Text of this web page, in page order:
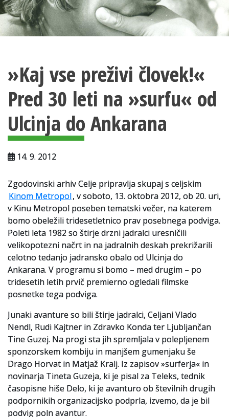
Katalog informacij javnega značaja
Zakonodaja
Vloga za upravne namene
Vloga za čitalnico
Vodnik po fondih in zbirkah
VAČ – VIRTUALNA ARHIVSKA ČITALNICA
Za ustvarjalce
Strokovna usposabljanja za uslužbence
Gradivo
Register ustvarjalcev
Arhivske škatle
Projekti
Slovenski elektronski arhiv
Anonimka
Virtualni.ZAC
Publikacije
»Kaj vse preživi človek!«
Pred 30 leti na »surfu« od
Ulcinja do Ankarana
14. 9. 2012
Zgodovinski arhiv Celje pripravlja skupaj s celjskim
Kinom Metropol, v soboto, 13. oktobra 2012, ob 20. uri,
v Kinu Metropol poseben tematski večer, na katerem
bomo obeležili tridesetletnico prav posebnega podviga.
Poleti leta 1982 so štirje drzni jadralci uresničili
velikopotezni načrt in na jadralnih deskah prekrižarili
celotno tedanjo jadransko obalo od Ulcinja do
Ankarana. V programu si bomo – med drugim – po
tridesetih letih prvič premierno ogledali filmske
posnetke tega podviga.
Junaki avanture so bili štirje jadralci, Celjani Vlado
Nendl, Rudi Kajtner in Zdravko Konda ter Ljubljančan
Tine Guzej. Na progi sta jih spremljala v polepljenem
sponzorskem kombiju in manjšem gumenjaku še
Drago Horvat in Matjaž Kralj. Iz zapisov »surferja« in
novinarja Tineta Guzeja, ki je pisal za Teleks, tednik
časopisne hiše Delo, ki je avanturo ob številnih drugih
podpornikih organizacijsko podprla, izvemo, da je bil
podvig poln avantur.